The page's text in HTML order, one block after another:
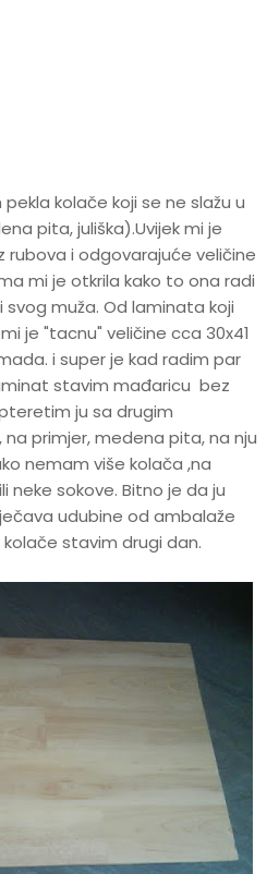
kolače koji se ne slažu u
pita, juliška).Uvijek mi je
i odgovarajuće veličine
mi je otkrila kako to ona radi
muža. Od laminata koji
je "tacnu" veličine cca 30x41
i super je kad radim par
stavim mađaricu bez
ju sa drugim
primjer, medena pita, na nju
nemam više kolača ,na
neke sokove. Bitno je da ju
udubine od ambalaže
stavim drugi dan.